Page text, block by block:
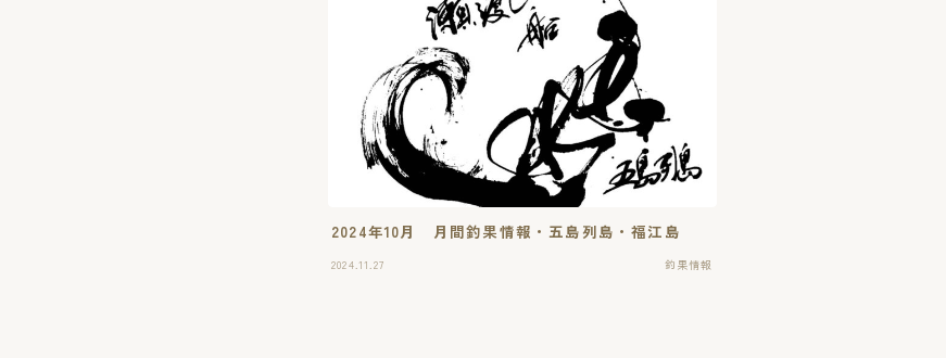
2024年10月 月間釣果情報・五島列島・福江島
2024.11.27 釣果情報